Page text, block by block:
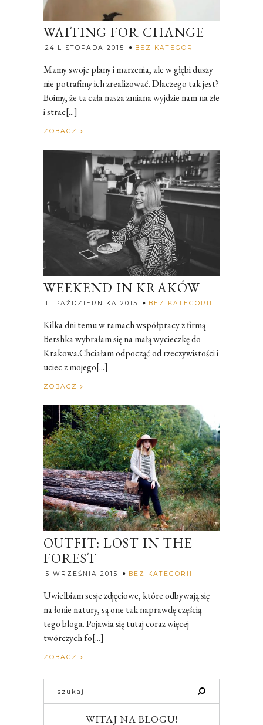
WAITING FOR CHANGE
24 LISTOPADA 2015 BEZ KATEGORII
Mamy swoje plany i marzenia, ale w głębi duszy
nie potrafimy ich zrealizować. Dlaczego tak jest?
Boimy, że ta cała nasza zmiana wyjdzie nam na złe
i strac[...]
ZOBACZ
WEEKEND IN KRAKÓW
11 PAŹDZIERNIKA 2015 BEZ KATEGORII
Kilka dni temu w ramach współpracy z firmą
Bershka wybrałam się na małą wycieczkę do
Krakowa.Chciałam odpocząć od rzeczywistości i
uciec z mojego[...]
ZOBACZ
OUTFIT: LOST IN THE
FOREST
5 WRZEŚNIA 2015 BEZ KATEGORII
Uwielbiam sesje zdjęciowe, które odbywają się
na łonie natury, są one tak naprawdę częścią
tego bloga. Pojawia się tutaj coraz więcej
twórczych fo[...]
ZOBACZ
WITAJ NA BLOGU!